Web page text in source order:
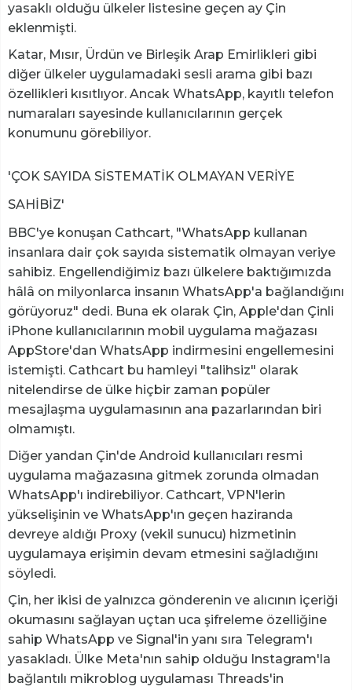
yasaklı olduğu ülkeler listesine geçen ay Çin
eklenmişti.
Katar, Mısır, Ürdün ve Birleşik Arap Emirlikleri gibi
diğer ülkeler uygulamadaki sesli arama gibi bazı
özellikleri kısıtlıyor. Ancak WhatsApp, kayıtlı telefon
numaraları sayesinde kullanıcılarının gerçek
konumunu görebiliyor.
'ÇOK SAYIDA SİSTEMATİK OLMAYAN VERİYE
SAHİBİZ'
BBC'ye konuşan Cathcart, "WhatsApp kullanan
insanlara dair çok sayıda sistematik olmayan veriye
sahibiz. Engellendiğimiz bazı ülkelere baktığımızda
hâlâ on milyonlarca insanın WhatsApp'a bağlandığını
görüyoruz" dedi. Buna ek olarak Çin, Apple'dan Çinli
iPhone kullanıcılarının mobil uygulama mağazası
AppStore'dan WhatsApp indirmesini engellemesini
istemişti. Cathcart bu hamleyi "talihsiz" olarak
nitelendirse de ülke hiçbir zaman popüler
mesajlaşma uygulamasının ana pazarlarından biri
olmamıştı.
Diğer yandan Çin'de Android kullanıcıları resmi
uygulama mağazasına gitmek zorunda olmadan
WhatsApp'ı indirebiliyor. Cathcart, VPN'lerin
yükselişinin ve WhatsApp'ın geçen haziranda
devreye aldığı Proxy (vekil sunucu) hizmetinin
uygulamaya erişimin devam etmesini sağladığını
söyledi.
Çin, her ikisi de yalnızca gönderenin ve alıcının içeriği
okumasını sağlayan uçtan uca şifreleme özelliğine
sahip WhatsApp ve Signal'in yanı sıra Telegram'ı
yasakladı. Ülke Meta'nın sahip olduğu Instagram'la
bağlantılı mikroblog uygulaması Threads'in